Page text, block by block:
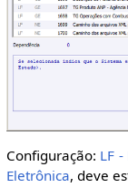
Configuração: LF
Eletrônica, deve